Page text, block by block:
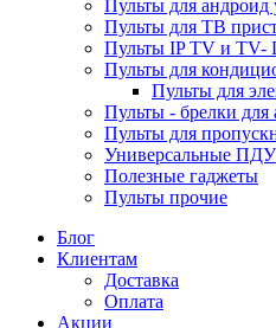
Пульты для андроид
Пульты для ТВ
Пульты IP TV и TV-
Пульты для
Пульты для
Пульты - брелки для
Пульты для
Универсальные ПДУ
Полезные гаджеты
Пульты прочие
Блог
Клиентам
Доставка
Оплата
Акции